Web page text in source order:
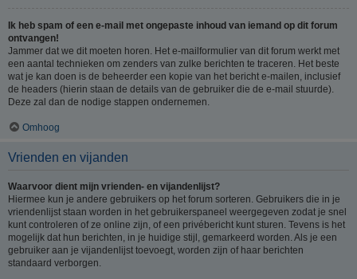
Ik heb spam of een e-mail met ongepaste inhoud van iemand op dit forum
ontvangen!
Jammer dat we dit moeten horen. Het e-mailformulier van dit forum werkt met
een aantal technieken om zenders van zulke berichten te traceren. Het beste
wat je kan doen is de beheerder een kopie van het bericht e-mailen, inclusief
de headers (hierin staan de details van de gebruiker die de e-mail stuurde).
Deze zal dan de nodige stappen ondernemen.
Omhoog
Vrienden en vijanden
Waarvoor dient mijn vrienden- en vijandenlijst?
Hiermee kun je andere gebruikers op het forum sorteren. Gebruikers die in je
vriendenlijst staan worden in het gebruikerspaneel weergegeven zodat je snel
kunt controleren of ze online zijn, of een privébericht kunt sturen. Tevens is het
mogelijk dat hun berichten, in je huidige stijl, gemarkeerd worden. Als je een
gebruiker aan je vijandenlijst toevoegt, worden zijn of haar berichten
standaard verborgen.